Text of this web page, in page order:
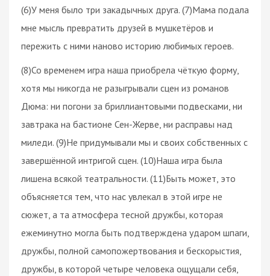
(6)У меня было три закадычных друга. (7)Мама подала
мне мысль превратить друзей в мушкетёров и
пережить с ними наново историю любимых героев.
(8)Со временем игра наша приобрела чёткую форму,
хотя мы никогда не разыгрывали сцен из романов
Дюма: ни погони за бриллиантовыми подвесками, ни
завтрака на бастионе Сен-Жерве, ни расправы над
миледи. (9)Не придумывали мы и своих собственных с
завершённой интригой сцен. (10)Наша игра была
лишена всякой театральности. (11)Быть может, это
объясняется тем, что нас увлекал в этой игре не
сюжет, а та атмосфера тесной дружбы, которая
ежеминутно могла быть подтверждена ударом шпаги,
дружбы, полной самопожертвования и бескорыстия,
дружбы, в которой четыре человека ощущали себя,